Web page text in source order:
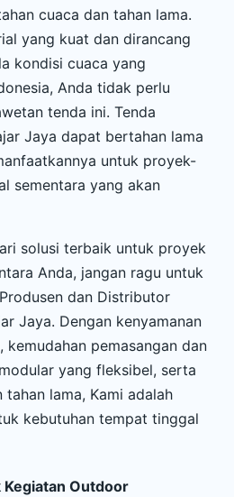
cuaca dan tahan lama.
yang kuat dan dirancang
kondisi cuaca yang
Anda tidak perlu
tenda ini. Tenda
Jaya dapat bertahan lama
untuk proyek-
sementara yang akan
solusi terbaik untuk proyek
Anda, jangan ragu untuk
dan Distributor
Jaya. Dengan kenyamanan
kemudahan pemasangan dan
yang fleksibel, serta
tahan lama, Kami adalah
kebutuhan tempat tinggal
Outdoor